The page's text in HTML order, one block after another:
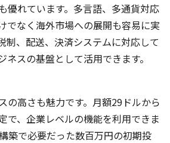
優れています。多言語、多通貨対応
でなく海外市場への展開も容易に実
制、配送、決済システムに対応して
ネスの基盤として活用できます。
の高さも魅力です。月額29ドルから
で、企業レベルの機能を利用できま
築で必要だった数百万円の初期投